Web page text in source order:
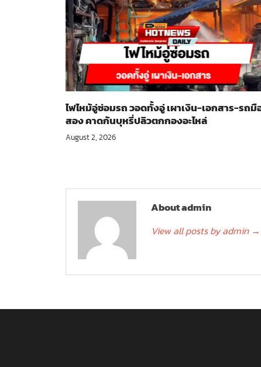
ไฟไหม้อู่ซ่อมรถ วอดทั้งอู่ เผาเงิน-เอกสาร-รถมื
สอง คาดก้นบุหรี่ปลิวตกกองอะไหล่
August 2, 2026
About admin
View all posts by admin →